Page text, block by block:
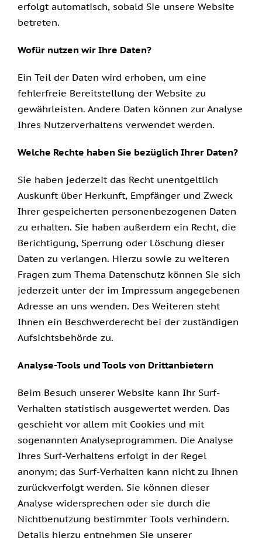
erfolgt automatisch, sobald Sie unsere Website
betreten.
Wofür nutzen wir Ihre Daten?
Ein Teil der Daten wird erhoben, um eine
fehlerfreie Bereitstellung der Website zu
gewährleisten. Andere Daten können zur Analyse
Ihres Nutzerverhaltens verwendet werden.
Welche Rechte haben Sie bezüglich Ihrer Daten?
Sie haben jederzeit das Recht unentgeltlich
Auskunft über Herkunft, Empfänger und Zweck
Ihrer gespeicherten personenbezogenen Daten
zu erhalten. Sie haben außerdem ein Recht, die
Berichtigung, Sperrung oder Löschung dieser
Daten zu verlangen. Hierzu sowie zu weiteren
Fragen zum Thema Datenschutz können Sie sich
jederzeit unter der im Impressum angegebenen
Adresse an uns wenden. Des Weiteren steht
Ihnen ein Beschwerderecht bei der zuständigen
Aufsichtsbehörde zu.
Analyse-Tools und Tools von Drittanbietern
Beim Besuch unserer Website kann Ihr Surf-
Verhalten statistisch ausgewertet werden. Das
geschieht vor allem mit Cookies und mit
sogenannten Analyseprogrammen. Die Analyse
Ihres Surf-Verhaltens erfolgt in der Regel
anonym; das Surf-Verhalten kann nicht zu Ihnen
zurückverfolgt werden. Sie können dieser
Analyse widersprechen oder sie durch die
Nichtbenutzung bestimmter Tools verhindern.
Details hierzu entnehmen Sie unserer